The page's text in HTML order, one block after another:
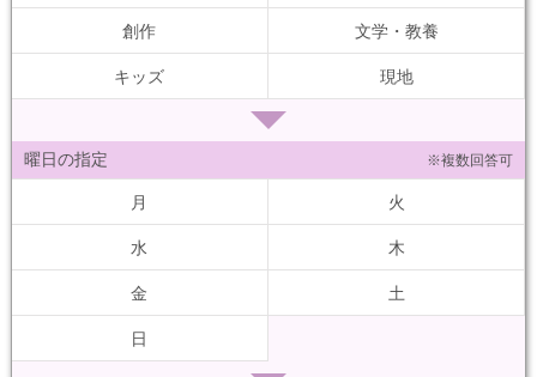
創作 文学・教養
キッズ 現地
曜日の指定 ※複数回答可
月 火
水 木
金 土
日